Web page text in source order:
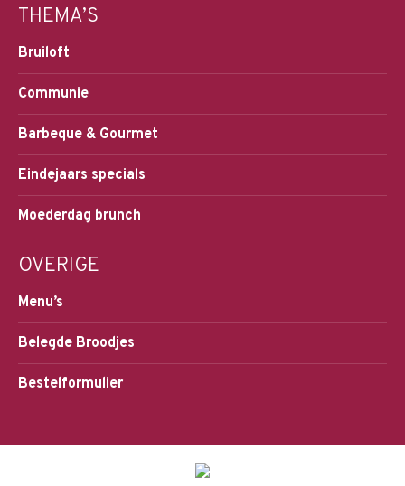
THEMA’S
Bruiloft
Communie
Barbeque & Gourmet
Eindejaars specials
Moederdag brunch
OVERIGE
Menu’s
Belegde Broodjes
Bestelformulier